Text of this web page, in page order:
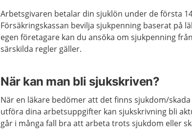
Arbetsgivaren betalar din sjuklön under de första
Försäkringskassan bevilja sjukpenning baserat på
egen företagare kan du ansöka om sjukpenning
särskilda regler gäller.
När kan man bli sjukskriven?
När en läkare bedömer att det finns sjukdom/
utföra dina arbetsuppgifter kan sjukskrivning bli
går i många fall bra att arbeta trots sjukdom eller